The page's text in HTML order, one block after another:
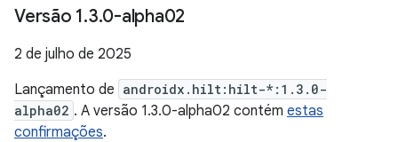
Versão 1.3.0-alpha02
2 de julho de 2025
Lançamento de androidx.hilt:hilt-*:1.3.0-
alpha02 . A versão 1.3.0-alpha02 contém estas
confirmações.